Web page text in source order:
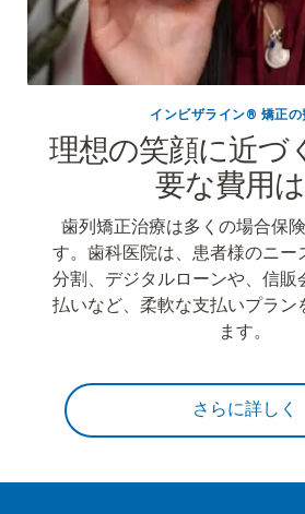
インビザライン® 矯正の
理想の笑顔に近づ
要な費用
歯列矯正治療は多くの場合保
す。歯科医院は、患者様のニー
分割、デジタルローン​や、信販
払いなど、柔軟な支払いプラン
ます。
さらに詳しく